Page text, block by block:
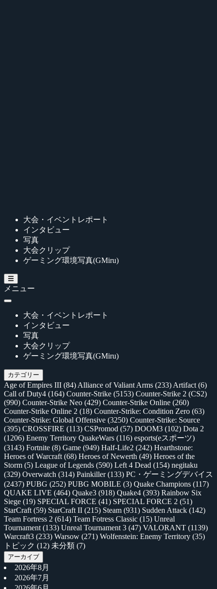
大会・イベントレポート
インタビュー
写真
大会クリップ
ゲーミング環境写真(GMiru)
メニュー
大会・イベントレポート
インタビュー
写真
大会クリップ
ゲーミング環境写真(GMiru)
カテゴリー
Age of Empires III (84) Alliance of Valiant Arms (233) Artifact (6)
Call of Duty4 (164) Counter-Strike (5153) Counter-Strike 2 (CS2)
(990) Counter-Strike Neo (429) Counter-Strike Online (260)
Counter-Strike Online 2 (18) Counter-Strike: Condition Zero (63)
Counter-Strike: Global Offensive (3250) Counter-Strike: Source
(395) CROSSFIRE (113) CSPromod (57) DOOM3 (102) Dota 2
(1206) Enemy Territory QuakeWars (116) esports(eスポーツ)
(3143) Fortnite (8) Game (949) Half-Life2 (242) Hearthstone:
Heroes of Warcraft (68) Heroes of Newerth (49) Heroes of the
Storm (5) League of Legends (590) Left 4 Dead (154) negitaku
(329) Overwatch (314) Painkiller(133) PC・ゲーミングデバイス
(2437) PUBG (252) PUBG MOBILE (3) Quake Champions (117)
QUAKE LIVE (464) Quake3 (918) Quake4 (393) Rainbow Six
Siege (19) SPECIAL FORCE (41) SPECIAL FORCE 2 (51)
StarCraft (59) StarCraft II (215) Steam (931) Sudden Attack (142)
Team Fortress 2 (614) Team Fotress Classic (15) Unreal
Tournament (133) Unreal Tournament 3 (47) VALORANT (1139)
Warcraft3 (233) Warsow (271) Wolfenstein: Enemy Territory (35)
トピック (12) 未分類 (7)
アーカイブ
2026年8月
2026年7月